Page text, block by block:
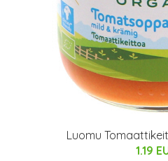
Luomu
1.19